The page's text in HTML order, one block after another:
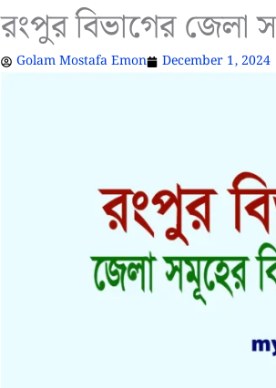
রংপুর বিভাগের জেলা
Golam Mostafa Emon December 1, 2024